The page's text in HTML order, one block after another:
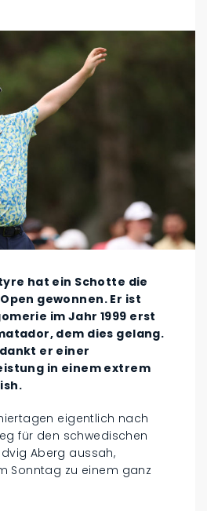
hat ein Schotte die
gewonnen. Er ist
im Jahr 1999 erst
dem dies gelang.
er einer
in einem extrem
eigentlich nach
für den schwedischen
Aberg aussah,
Sonntag zu einem ganz